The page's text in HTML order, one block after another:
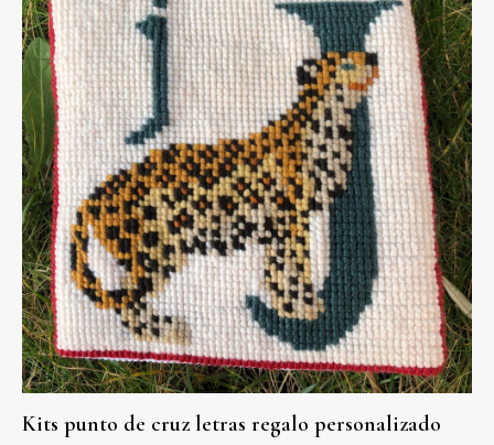
Kits punto de cruz letras regalo personalizado